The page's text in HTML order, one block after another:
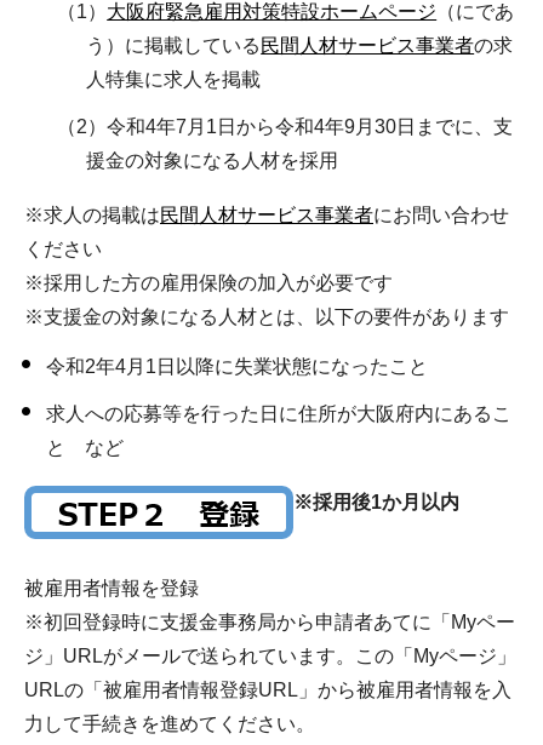
（1） 大阪府緊急雇用対策特設ホームページ （にであ
う）に掲載している 民間人材サービス事業者の求
人特集に求人を掲載
（2）令和4年7月1日から令和4年9月30日までに、支
援金の対象になる人材を採用
※求人の掲載は民間人材サービス事業者にお問い合わせ
ください
※採用した方の雇用保険の加入が必要です
※支援金の対象になる人材とは、以下の要件があります
令和2年4月1日以降に失業状態になったこと
求人への応募等を行った日に住所が大阪府内にあるこ
と など
※採用後1か月以内
被雇用者情報を登録
※初回登録時に支援金事務局から申請者あてに「Myペー
ジ」URLがメールで送られています。この「Myページ」
URLの「被雇用者情報登録URL」から被雇用者情報を入
力して手続きを進めてください。